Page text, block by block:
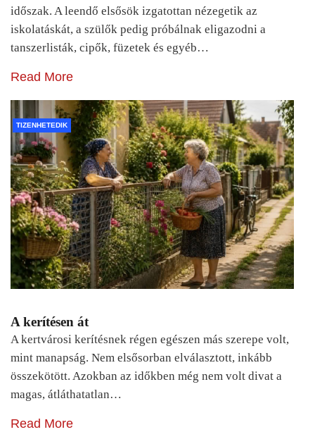
időszak. A leendő elsősök izgatottan nézegetik az
iskolatáskát, a szülők pedig próbálnak eligazodni a
tanszerlisták, cipők, füzetek és egyéb…
Read More
TIZENHETEDIK
A kerítésen át
A kertvárosi kerítésnek régen egészen más szerepe volt,
mint manapság. Nem elsősorban elválasztott, inkább
összekötött. Azokban az időkben még nem volt divat a
magas, átláthatatlan…
Read More